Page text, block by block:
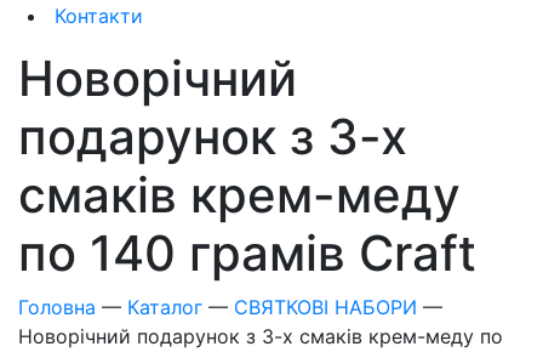
Контакти
Новорічний
подарунок з 3-х
смаків крем-меду
по 140 грамів Craft
Головна — Каталог — СВЯТКОВІ НАБОРИ —
Новорічний подарунок з 3-х смаків крем-меду по